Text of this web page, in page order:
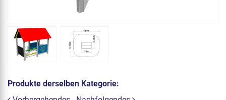
Produkte derselben Kategorie: